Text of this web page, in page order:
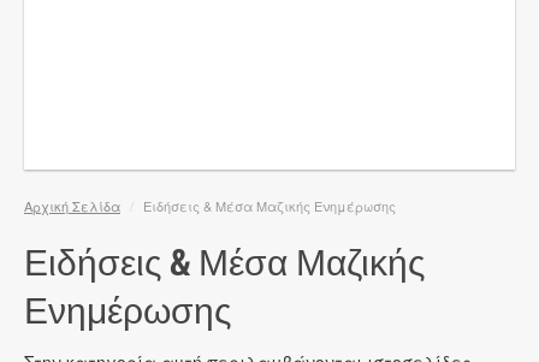
Αρχική Σελίδα / Ειδήσεις & Μέσα Μαζικής Ενημέρωσης
Ειδήσεις & Μέσα Μαζικής
Ενημέρωσης